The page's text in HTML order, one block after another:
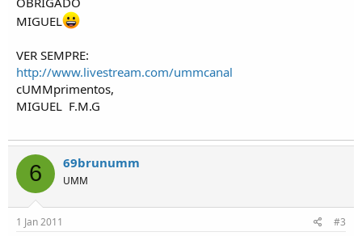
i
s
MIGUEL
VER SEMPRE:
http://www.livestream.com/ummcanal
cUMMprimentos,
MIGUEL F.M.G
6 69brunumm
UMM
1 Jan 2011 #3